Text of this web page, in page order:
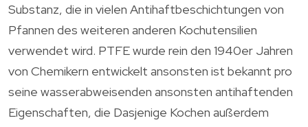
Substanz, die in vielen Antihaftbeschichtungen von
Pfannen des weiteren anderen Kochutensilien
verwendet wird. PTFE wurde rein den 1940er Jahren
von Chemikern entwickelt ansonsten ist bekannt pro
seine wasserabweisenden ansonsten antihaftenden
Eigenschaften, die Dasjenige Kochen außerdem